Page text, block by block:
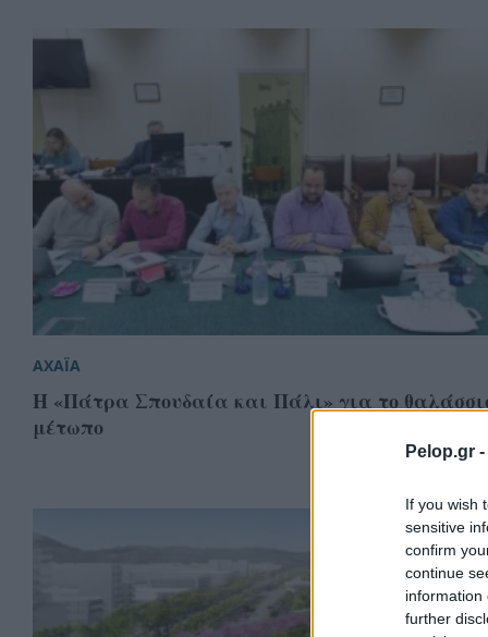
Pelop.gr -
If you wish
sensitive
confirm
continue
information
further
ΑΧΑΪΑ
Η «Πάτρα Σπουδαία και Πάλι» για το
μέτωπο